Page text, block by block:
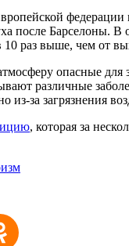
после Барселоны.
10 раз выше, чем от
опасные для
различные
из-за загрязнения
, которая за